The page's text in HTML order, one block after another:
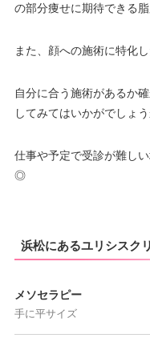
の部分痩せに期待できる
また、顔への施術に特化
自分に合う施術があるか
してみてはいかがでしょう
仕事や予定で受診が難し
◎
浜松にあるユリシスク
メソセラピー
手に平サイズ